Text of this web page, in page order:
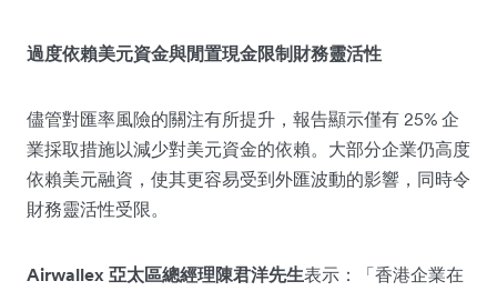
過度依賴美元資金與閒置現金限制財務靈活性
儘管對匯率風險的關注有所提升，報告顯示僅有 25% 企
業採取措施以減少對美元資金的依賴。大部分企業仍高度
依賴美元融資，使其更容易受到外匯波動的影響，同時令
財務靈活性受限。
Airwallex 亞太區總經理陳君洋先生表示：「香港企業在